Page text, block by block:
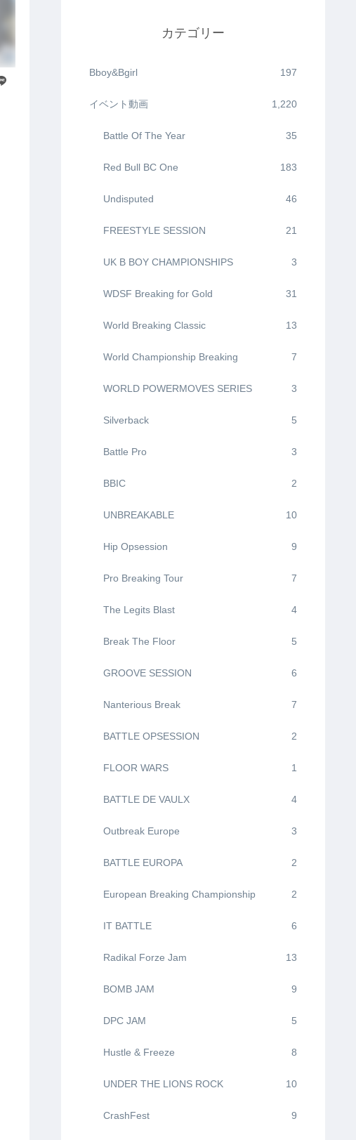
カテゴリー
Bboy&Bgirl 197
イベント動画 1,220
Battle Of The Year 35
Red Bull BC One 183
Undisputed 46
FREESTYLE SESSION 21
UK B BOY CHAMPIONSHIPS 3
WDSF Breaking for Gold 31
World Breaking Classic 13
World Championship Breaking 7
WORLD POWERMOVES SERIES 3
Silverback 5
Battle Pro 3
BBIC 2
UNBREAKABLE 10
Hip Opsession 9
Pro Breaking Tour 7
The Legits Blast 4
Break The Floor 5
GROOVE SESSION 6
Nanterious Break 7
BATTLE OPSESSION 2
FLOOR WARS 1
BATTLE DE VAULX 4
Outbreak Europe 3
BATTLE EUROPA 2
European Breaking Championship 2
IT BATTLE 6
Radikal Forze Jam 13
BOMB JAM 9
DPC JAM 5
Hustle & Freeze 8
UNDER THE LIONS ROCK 10
CrashFest 9